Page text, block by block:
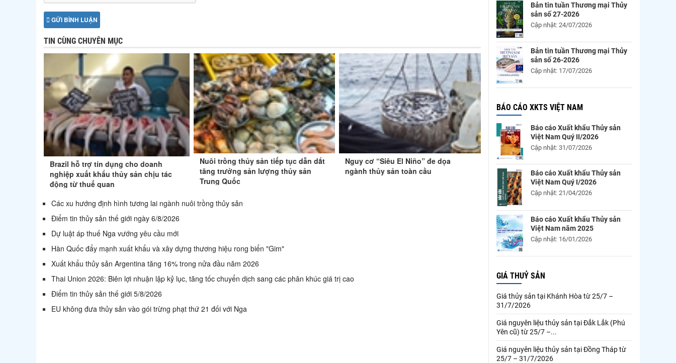
GỬI BÌNH LUẬN
TIN CÙNG CHUYÊN MỤC
Brazil hỗ trợ tín dụng cho doanh
nghiệp xuất khẩu thủy sản chịu tác
động từ thuế quan
Nuôi trồng thủy sản tiếp tục dẫn dắt
tăng trưởng sản lượng thủy sản
Trung Quốc
Nguy cơ “Siêu El Niño” đe dọa
ngành thủy sản toàn cầu
Các xu hướng định hình tương lai ngành nuôi trồng thủy sản
Điểm tin thủy sản thế giới ngày 6/8/2026
Dự luật áp thuế Nga vướng yêu cầu mới
Hàn Quốc đẩy mạnh xuất khẩu và xây dựng thương hiệu rong biển "Gim"
Xuất khẩu thủy sản Argentina tăng 16% trong nửa đầu năm 2026
Thai Union 2026: Biên lợi nhuận lập kỷ lục, tăng tốc chuyển dịch sang các phân khúc giá trị cao
Điểm tin thủy sản thế giới 5/8/2026
EU không đưa thủy sản vào gói trừng phạt thứ 21 đối với Nga
Bản tin tuần Thương mại Thủy
sản số 27-2026
Cập nhật: 24/07/2026
Bản tin tuần Thương mại Thủy
sản số 26-2026
Cập nhật: 17/07/2026
BÁO CÁO XKTS VIỆT NAM
Báo cáo Xuất khẩu Thủy sản
Việt Nam Quý II/2026
Cập nhật: 31/07/2026
Báo cáo Xuất khẩu Thủy sản
Việt Nam Quý I/2026
Cập nhật: 21/04/2026
Báo cáo Xuất khẩu Thủy sản
Việt Nam năm 2025
Cập nhật: 16/01/2026
GIÁ THUỶ SẢN
Giá thủy sản tại Khánh Hòa từ 25/7 –
31/7/2026
Giá nguyên liệu thủy sản tại Đắk Lắk (Phú
Yên cũ) từ 25/7 –...
Giá nguyên liệu thủy sản tại Đồng Tháp từ
25/7 – 31/7/2026